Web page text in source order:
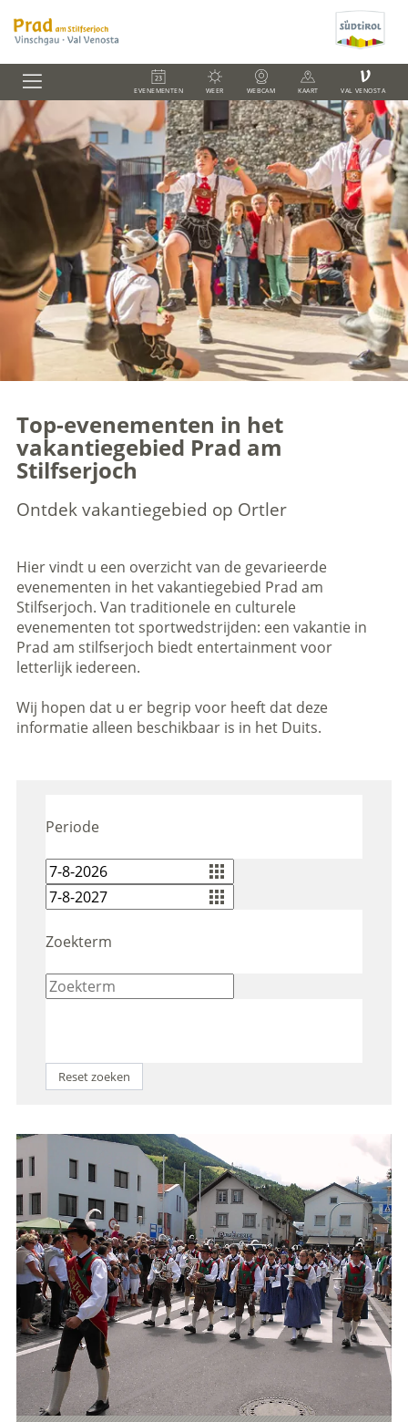
EVENEMENTEN WEER WEBCAM KAART
V
VAL VENOSTA
Top-evenementen in het
vakantiegebied Prad am
Stilfserjoch
Ontdek vakantiegebied op Ortler
Hier vindt u een overzicht van de gevarieerde
evenementen in het vakantiegebied Prad am
Stilfserjoch. Van traditionele en culturele
evenementen tot sportwedstrijden: een vakantie in
Prad am stilfserjoch biedt entertainment voor
letterlijk iedereen.
Wij hopen dat u er begrip voor heeft dat deze
informatie alleen beschikbaar is in het Duits.
Periode
Zoekterm
Reset zoeken